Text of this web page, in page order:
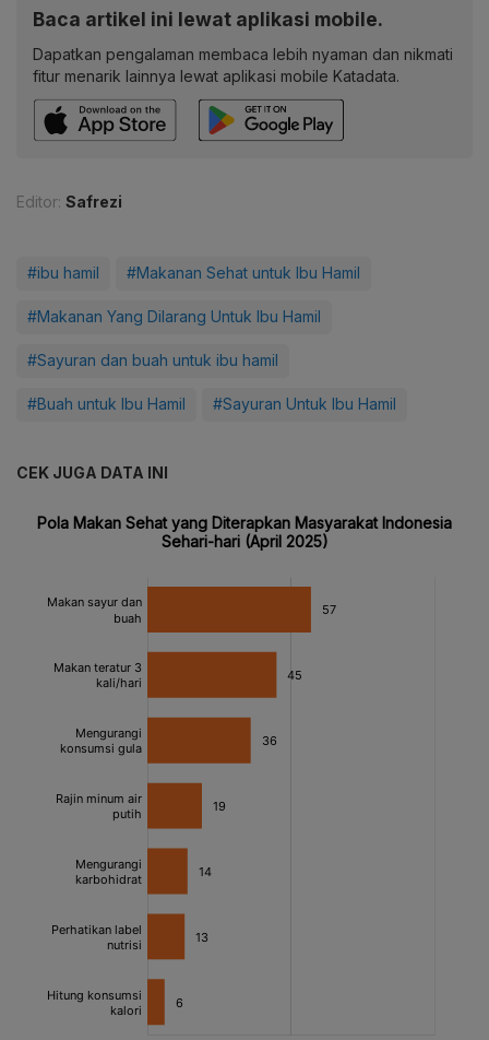
Baca artikel ini lewat aplikasi mobile.
Dapatkan pengalaman membaca lebih nyaman dan nikmati
fitur menarik lainnya lewat aplikasi mobile Katadata.
Editor: Safrezi
#ibu hamil #Makanan Sehat untuk Ibu Hamil
#Makanan Yang Dilarang Untuk Ibu Hamil
#Sayuran dan buah untuk ibu hamil
#Buah untuk Ibu Hamil #Sayuran Untuk Ibu Hamil
CEK JUGA DATA INI